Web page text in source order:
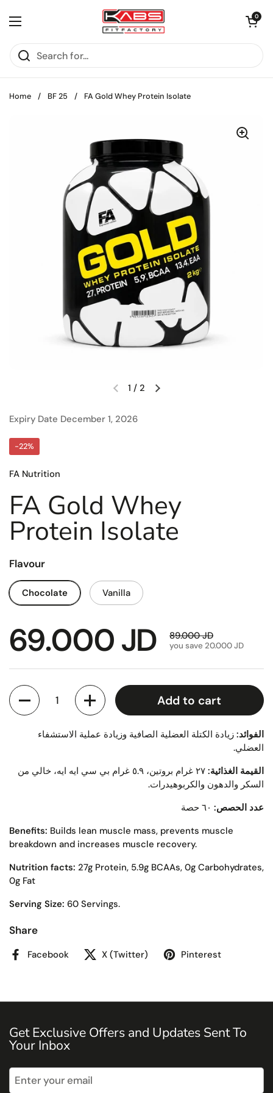
Open menu
Open cart
0
Home / BF 25 / FA Gold Whey Protein Isolate
1 / 2
Expiry Date December 1, 2026
-22%
FA Nutrition
FA Gold Whey
Protein Isolate
Flavour
Chocolate Vanilla
69.000 JD 89.000 JD
you save 20.000 JD
Quantity
Add to cart
الفوائد: زيادة الكتلة العضلية الصافية وزيادة عملية الاستشفاء
العضلي.
القيمة الغذائية:
٢٧ غرام بروتين، ٥.٩ غرام بي سي ايه ايه، خالي من
السكر والدهون والكربوهيدرات.
عدد الحصص:
Benefits: Builds lean muscle mass, prevents muscle
breakdown and increases muscle recovery.
Nutrition facts: 27g Protein, 5.9g BCAAs, 0g Carbohydrates,
0g Fat
Serving Size: 60 Servings.
Share
Facebook X (Twitter) Pinterest
Get Exclusive Offers and Updates Sent To
Your Inbox